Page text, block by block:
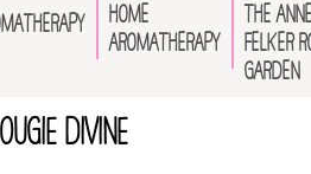
HOME
AROMATHERAPY
THE ANNE
FELKER
GARDEN
Divine